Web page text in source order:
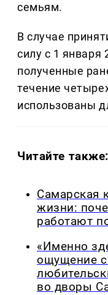
семьям.
В случае
силу с 1 января
полученные
течение
использованы
Читайте также:
Самарская
жизни:
работают
«Именно
ощущение
во дворы